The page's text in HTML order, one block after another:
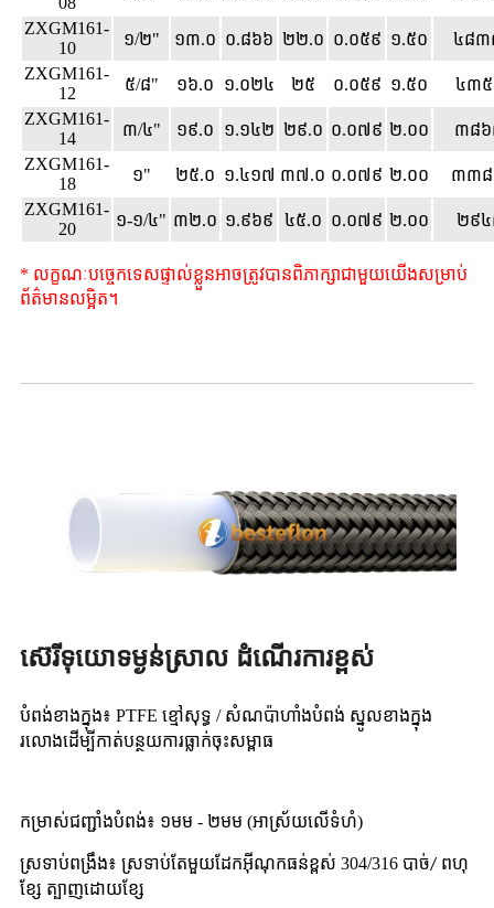
ZXGM161-
10
១/២" ១៣.០ ០.៨៦៦ ២២.០ ០.០៥៩ ១.៥០
៤៨
ZXGM161-
12
៥/៨" ១៦.០ ១.០២៤ ២៥ ០.០៥៩ ១.៥០
៤៣
ZXGM161-
14
៣/៤" ១៩.០ ១.១៤២ ២៩.០ ០.០៧៩ ២.០០
៣៨
ZXGM161-
18
១" ២៥.០ ១.៤១៧ ៣៧.០ ០.០៧៩ ២.០០
៣៣
ZXGM161-
20
១-១/៤" ៣២.០ ១.៩៦៩ ៤៥.០ ០.០៧៩ ២.០០ ២៩
* លក្ខណៈបច្ចេកទេសផ្ទាល់ខ្លួនអាចត្រូវបានពិភាក្សាជាមួយយើងសម្រាប់
ព័ត៌មានលម្អិត។
ស៊េរីទុយោទម្ងន់ស្រាល ដំណើរការខ្ពស់
បំពង់ខាងក្នុង៖ PTFE ខ្មៅសុទ្ធ / សំណប៉ាហាំងបំពង់ ស្នូលខាងក្នុង
រលោងដើម្បីកាត់បន្ថយការធ្លាក់ចុះសម្ពាធ
កម្រាស់ជញ្ជាំងបំពង់៖ ១មម - ២មម (អាស្រ័យលើទំហំ)
ស្រទាប់ពង្រឹង៖ ស្រទាប់តែមួយដែកអ៊ីណុកធន់ខ្ពស់ 304/316 បាច់/ ពហុ
ខ្សែ ត្បាញដោយខ្សែ